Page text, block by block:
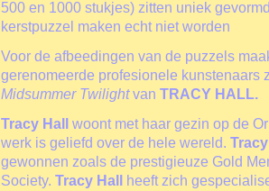
500 en 1000 stukjes) zitten uniek
kerstpuzzel maken echt niet worden
Voor de afbeedingen van de puzzels
gerenomeerde profesionele kunstenaars
Midsummer Twilightvan TRACY HALL.
Tracy Hall woont met haar gezin op de
werk is geliefd over de hele wereld. Tracy
gewonnen zoals de prestigieuze Gold
Society. Tracy Hall
heeft zich